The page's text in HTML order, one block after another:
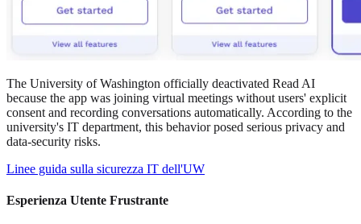
The University of Washington officially deactivated Read AI
because the app was joining virtual meetings without users' explicit
consent and recording conversations automatically. According to the
university's IT department, this behavior posed serious privacy and
data-security risks.
Linee guida sulla sicurezza IT dell'UW
Esperienza Utente Frustrante